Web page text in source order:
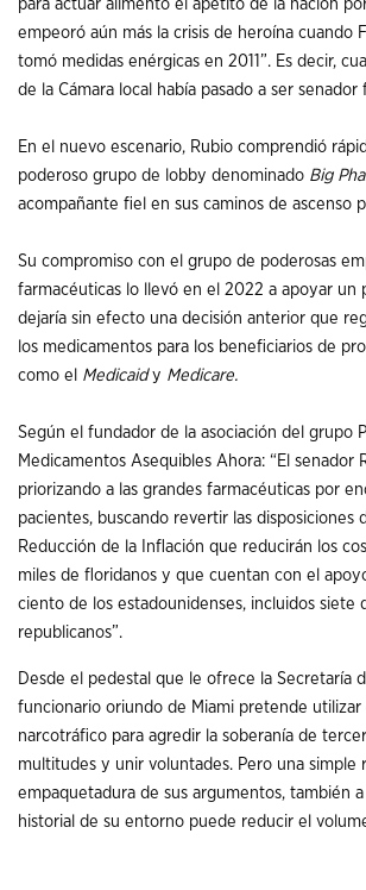
para actuar alimentó el apetito de la nación
empeoró aún más la crisis de heroína cuando
tomó medidas enérgicas en 2011”. Es decir,
de la Cámara local había pasado a ser senador
En el nuevo escenario, Rubio comprendió
poderoso grupo de lobby denominado Big
acompañante fiel en sus caminos de ascenso
Su compromiso con el grupo de poderosas
farmacéuticas lo llevó en el 2022 a apoyar un
dejaría sin efecto una decisión anterior que
los medicamentos para los beneficiarios de
como el Medicaidy Medicare.
Según el fundador de la asociación del grupo
Medicamentos Asequibles Ahora: “El senador
priorizando a las grandes farmacéuticas por
pacientes, buscando revertir las disposiciones
Reducción de la Inflación que reducirán los
miles de floridanos y que cuentan con el
ciento de los estadounidenses, incluidos siete
republicanos”.
Desde el pedestal que le ofrece la Secretaría
funcionario oriundo de Miami pretende utilizar
narcotráfico para agredir la soberanía de
multitudes y unir voluntades. Pero una simple
empaquetadura de sus argumentos, también
historial de su entorno puede reducir el